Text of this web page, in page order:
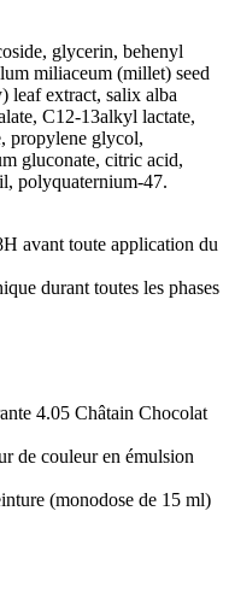
glycerin, behenyl
miliaceum (millet) seed
leaf extract, salix alba
C12-13alkyl lactate,
propylene glycol,
gluconate, citric acid,
polyquaternium-47.
avant toute application du
durant toutes les phases
4.05 Châtain Chocolat
de couleur en émulsion
(monodose de 15 ml)